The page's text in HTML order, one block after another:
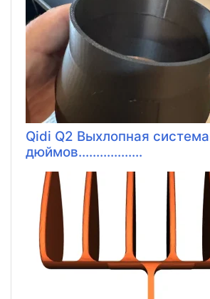
Qidi Q2 Выхлопная
дюймов..................